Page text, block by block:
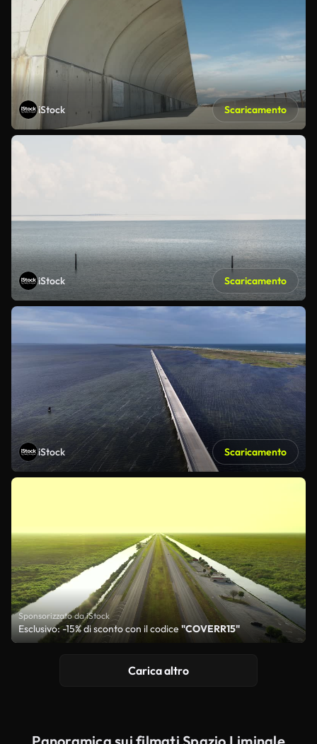
iStock Scaricamento
iStock Scaricamento
iStock Scaricamento
Sponsorizzato da iStock
Esclusivo: -15% di sconto con il codice "COVERR15"
Carica altro